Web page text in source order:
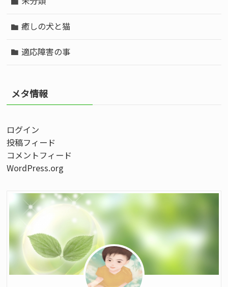
癒しの犬と猫
適応障害の事
メタ情報
ログイン
投稿フィード
コメントフィード
WordPress.org